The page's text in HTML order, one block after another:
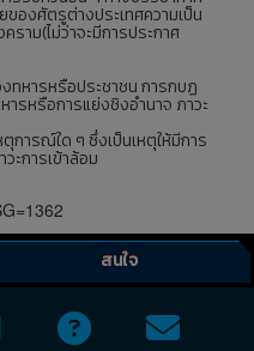
องศัตรูต่างประเทศความเป็น
าม(ไม่ว่าจะมีการประกาศ
ทหารหรือประชาชน การกบฏ
รหรือการแย่งชิงอำนาจ ภาวะ
การณ์ใด ๆ ซึ่งเป็นเหตุให้มีการ
ะการเข้าล้อม
สนใจ